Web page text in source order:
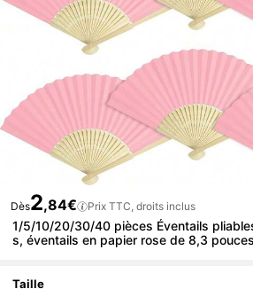
Dès2,84€ Prix TTC, droits inclus
1/5/10/20/30/40 pièces Éventails
s, éventails en papier rose de 8,3
s thés, les enterrements de vie de jeune
Taille